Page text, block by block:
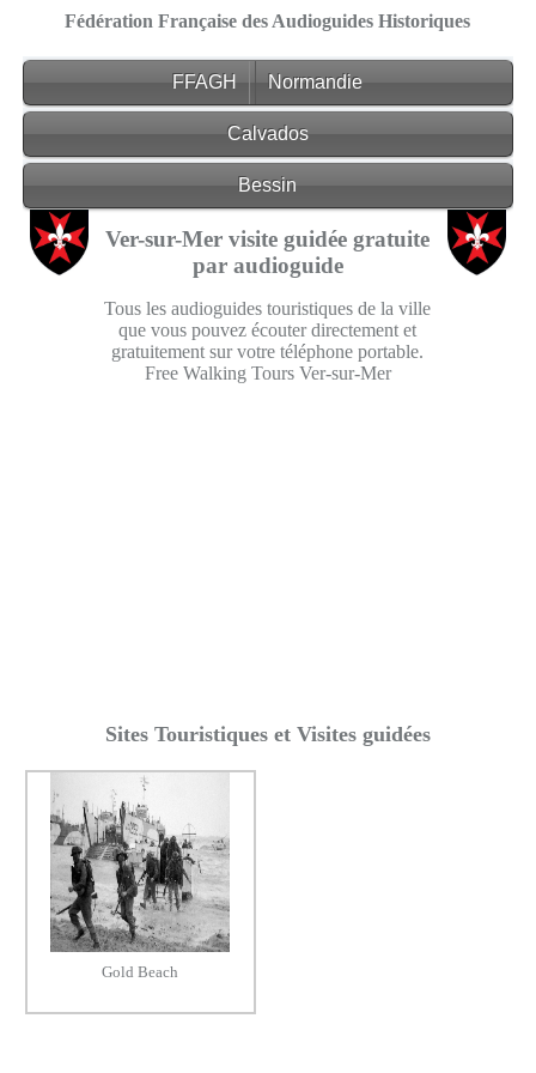
Fédération Française des Audioguides Historiques
FFAGH Normandie
Calvados
Bessin
Ver-sur-Mer visite guidée gratuite
par audioguide
Tous les audioguides touristiques de la ville
que vous pouvez écouter directement et
gratuitement sur votre téléphone portable.
Free Walking Tours Ver-sur-Mer
Sites Touristiques et Visites guidées
Gold Beach